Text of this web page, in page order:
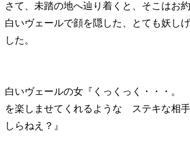
さて、未踏の地へ辿り着くと、そこはお
白いヴェールで顔を隠した、とても妖し
した。
白いヴェールの女『くっくっく・・・
を楽しませてくれるような ステキな相
しらねえ？』